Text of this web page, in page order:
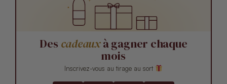
Des cadeauxà gagner chaque
mois
Inscrivez-vous au tirage au sort